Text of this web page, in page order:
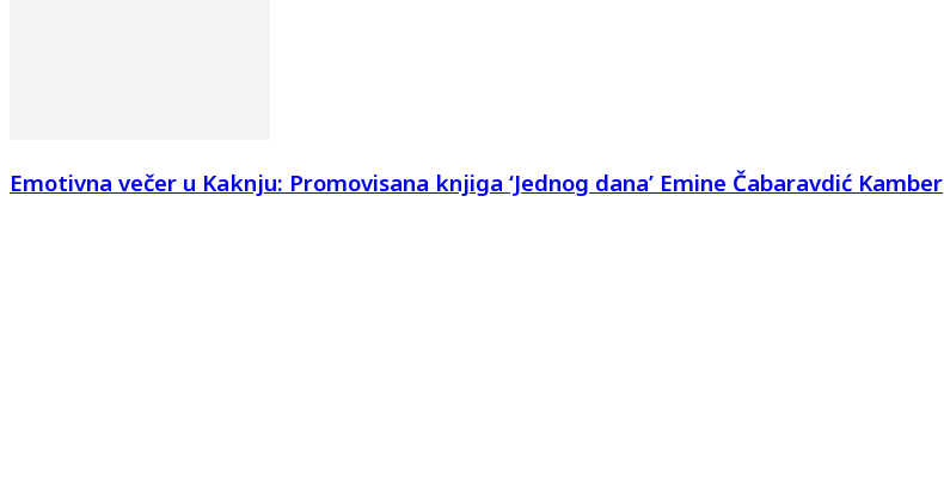
Emotivna večer u Kaknju: Promovisana knjiga ‘Jednog dana’ Emine Čabaravdić Kamber